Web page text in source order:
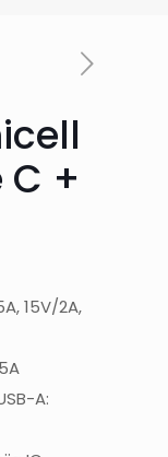
C +
15V/2A,
A: